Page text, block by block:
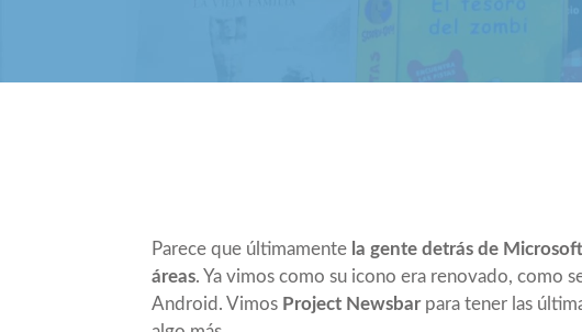
Parece que últimamente la gente detrás de
áreas. Ya vimos como su icono era renovado, como
Android. Vimos Project Newsbarpara tener las